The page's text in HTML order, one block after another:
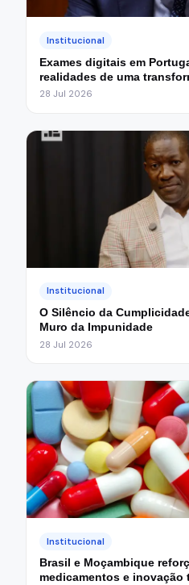
Institucional
Exames digitais em
realidades de uma
28 Jul 2026
Institucional
O Silêncio da
Muro da Impunidade
28 Jul 2026
Institucional
Brasil e Moçambique
medicamentos e inovação